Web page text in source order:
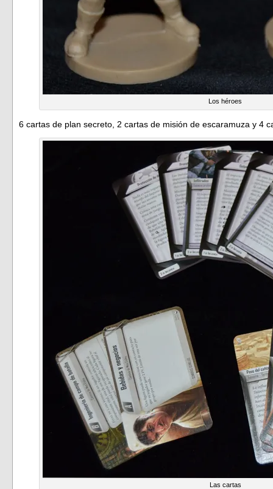
Los héroes
6 cartas de plan secreto, 2 cartas de misión de escaramuza y 4
Las cartas